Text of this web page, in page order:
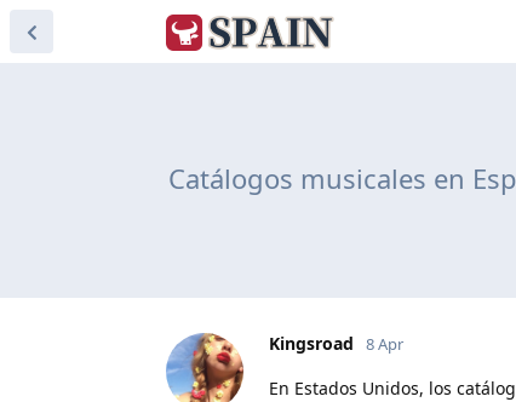
Catálogos musicales en
Kingsroad 8 Apr
En Estados Unidos, los